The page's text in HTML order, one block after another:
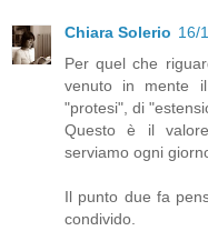
Chiara Solerio 16/
Per quel che
venuto in mente
"protesi", di
Questo è il
serviamo ogni
Il punto due fa
condivido.